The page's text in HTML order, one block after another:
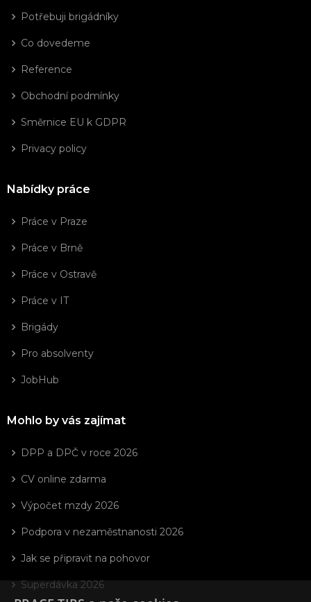
Potřebuji brigádníky
Co dovedeme
Reference
Obchodní podmínky
Směrnice EU k GDPR
Privacy policy
Nabídky práce
Práce v Praze
Práce v Brně
Práce v Ostravě
Práce v IT
Brigády
Pro absolventy
JobHub
Mohlo by vás zajímat
DPP a DPČ v roce 2026
CV online zdarma
Výpočet mzdy 2026
Podpora v nezaměstnanosti 2026
Jak se připravit na pohovor
Superdávka 2026